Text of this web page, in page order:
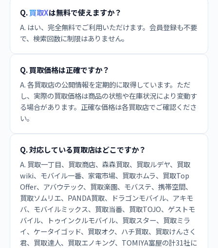
Q.買取Xは無料で使えますか？
A. はい、完全無料でご利用いただけます。会員登録も不要
で、検索回数に制限はありません。
Q. 買取価格は正確ですか？
A. 各買取店の公開情報を定期的に取得しています。ただ
し、実際の買取価格は商品の状態や在庫状況により変動す
る場合があります。正確な価格は各買取店でご確認くださ
い。
Q. 対応している買取店はどこですか？
A. 買取一丁目、買取商店、森森買取、買取ルデヤ、買取
wiki、モバイル一番、家電市場、買取ホムラ、買取Top
Offer、アバウテック、買取楽園、モバステ、携帯空間、
買取ソムリエ、PANDA買取、ドラゴンモバイル、アキモ
バ、モバイルミックス、買取当番、買取TOJO、ゲストモ
バイル、トゥインクルモバイル、買取スター、買取ミラ
イ、ケータイゴッド、買取オク、ハチ買取、買取けんさく
君、買取達人、買取エノキング、TOMIYA富屋の計31社に